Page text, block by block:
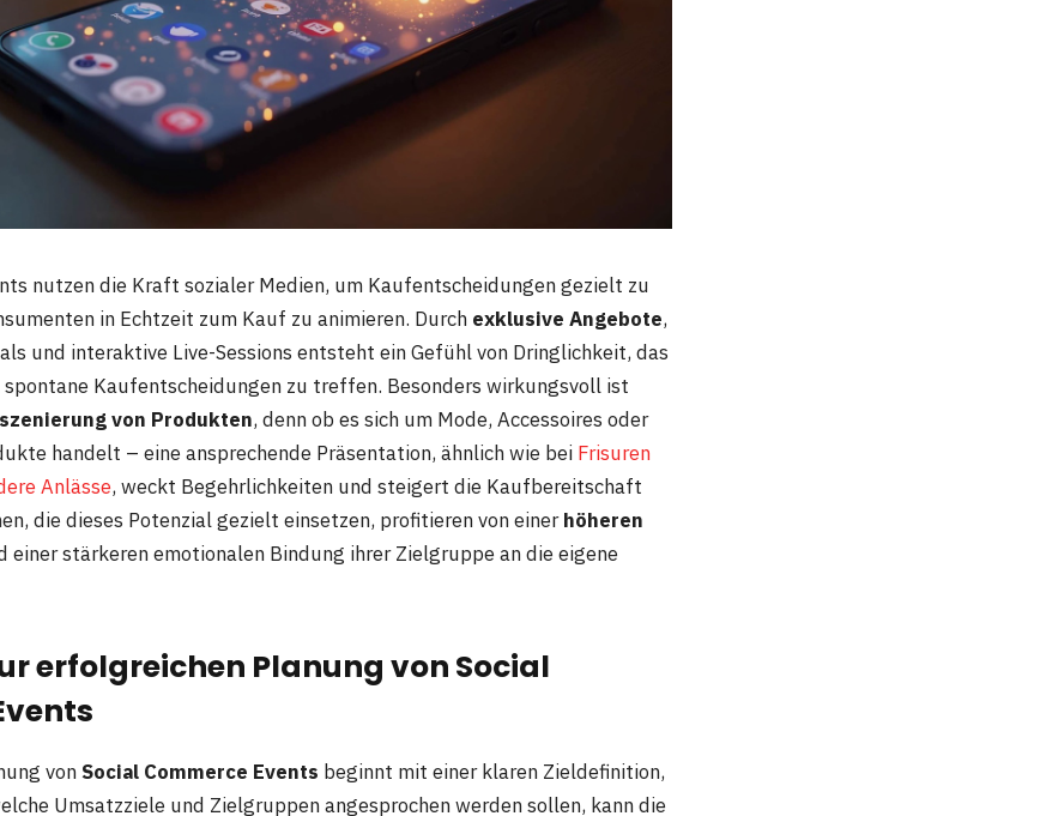
nutzen die Kraft sozialer Medien, um Kaufentscheidungen gezielt zu
in Echtzeit zum Kauf zu animieren. Durch exklusive Angebote,
und interaktive Live-Sessions entsteht ein Gefühl von Dringlichkeit, das
Kaufentscheidungen zu treffen. Besonders wirkungsvoll ist
von Produkten, denn ob es sich um Mode, Accessoires oder
handelt – eine ansprechende Präsentation, ähnlich wie bei Frisuren
Anlässe, weckt Begehrlichkeiten und steigert die Kaufbereitschaft
die dieses Potenzial gezielt einsetzen, profitieren von einerhöheren
einer stärkeren emotionalen Bindung ihrer Zielgruppe an die eigene
erfolgreichen Planung von Social
vonSocial Commerce Events beginnt mit einer klaren Zieldefinition,
Umsatzziele und Zielgruppen angesprochen werden sollen, kann die